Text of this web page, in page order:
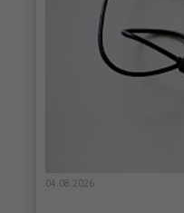
04.08.2026